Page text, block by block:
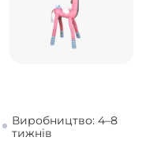
Виробництво: 4–8
тижнів